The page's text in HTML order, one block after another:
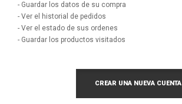
- Guardar los datos de su compra
- Ver el historial de pedidos
- Ver el estado de sus ordenes
- Guardar los productos visitados
CREAR UNA NUEVA CUENTA